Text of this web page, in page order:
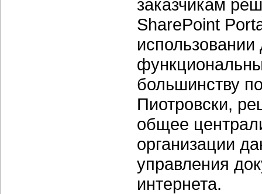
заказчикам
SharePoint
большинству
Пиотровски,
общее
организации
управления
интернета.